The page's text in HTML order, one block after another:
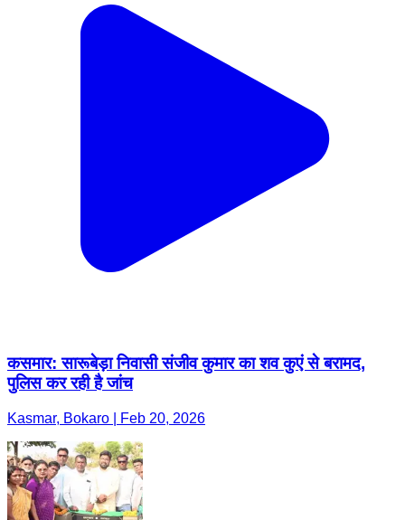
कसमार: सारूबेड़ा निवासी संजीव कुमार का शव कुएं से बरामद,
पुलिस कर रही है जांच
Kasmar, Bokaro | Feb 20, 2026